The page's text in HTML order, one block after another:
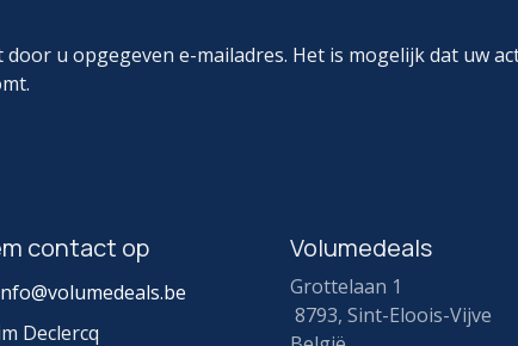
door u opgegeven e-mailadres. Het is mogelijk dat uw
contact op
Declercq
Volumedeals
Grottelaan 1
8793, Sint-Eloois-Vijve